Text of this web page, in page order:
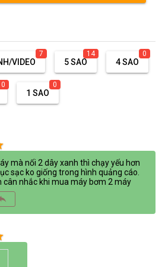
VIDEO
7
5 SAO
14
4 SAO
0
0
1 SAO
0
mà nối 2 dây xanh thì chạy yếu hơn
sạc ko giống trong hình quảng cáo.
cân nhắc khi mua máy bơm 2 máy